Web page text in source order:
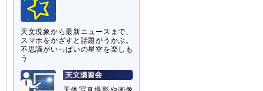
天文現象から最新ニュースまで、
スマホをかざすと話題がうかぶ。
不思議がいっぱいの星空を楽しも
う